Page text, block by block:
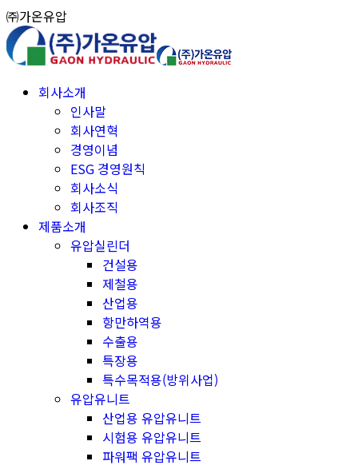
Skip
to
content
㈜가온유압
회사소개
인사말
회사연혁
경영이념
ESG 경영원칙
회사소식
회사조직
제품소개
유압실린더
건설용
제철용
산업용
항만하역용
수출용
특장용
특수목적용(방위사업)
유압유니트
산업용 유압유니트
시험용 유압유니트
파워팩 유압유니트